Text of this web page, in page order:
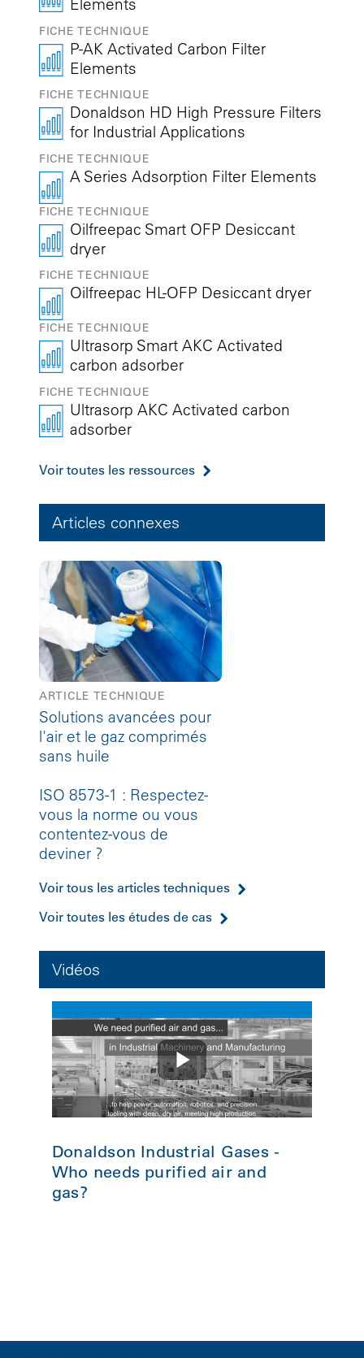
Elements
FICHE TECHNIQUE
P-AK Activated Carbon Filter
Elements
FICHE TECHNIQUE
Donaldson HD High Pressure Filters
for Industrial Applications
FICHE TECHNIQUE
A Series Adsorption Filter Elements
FICHE TECHNIQUE
Oilfreepac Smart OFP Desiccant
dryer
FICHE TECHNIQUE
Oilfreepac HL-OFP Desiccant dryer
FICHE TECHNIQUE
Ultrasorp Smart AKC Activated
carbon adsorber
FICHE TECHNIQUE
Ultrasorp AKC Activated carbon
adsorber
Voir toutes les ressources
Articles connexes
ARTICLE TECHNIQUE
Solutions avancées pour
l'air et le gaz comprimés
sans huile
ISO 8573-1 : Respectez-
vous la norme ou vous
contentez-vous de
deviner ?
Voir tous les articles techniques
Voir toutes les études de cas
Vidéos
Donaldson Industrial Gases -
Who needs purified air and
gas?